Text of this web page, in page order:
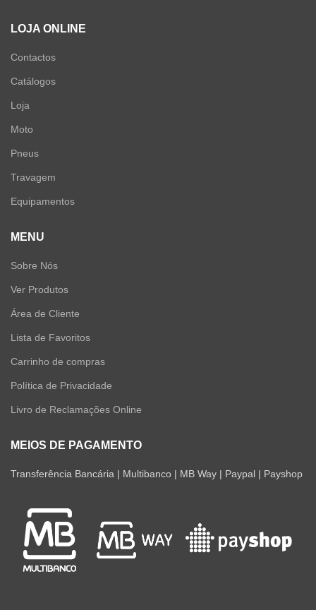
LOJA ONLINE
Contactos
Catálogos
Loja
Moto
Pneus
Travagem
Equipamentos
MENU
Sobre Nós
Ver Produtos
Área de Cliente
Lista de Favoritos
Carrinho de compras
Política de Privacidade
Livro de Reclamações Online
MEIOS DE PAGAMENTO
Transferência Bancária | Multibanco | MB Way | Paypal | Payshop